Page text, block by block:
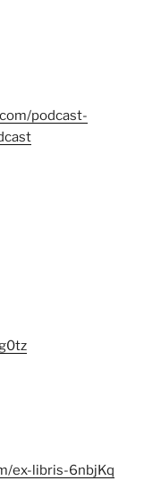
podcast-
ex-libris-6nbjKq